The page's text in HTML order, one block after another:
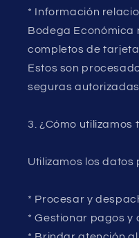
* Información
Bodega Económica
completos de
Estos son
seguras
3. ¿Cómo utilizamos
Utilizamos los
* Procesar y
* Gestionar pagos y